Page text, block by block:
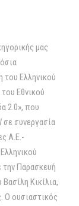
μας
του Ελληνικού
Εθνικού
2.0», που
σε συνεργασία
Α.Ε.-
Παρασκευή
Κικίλια,
Ο ουσιαστικός